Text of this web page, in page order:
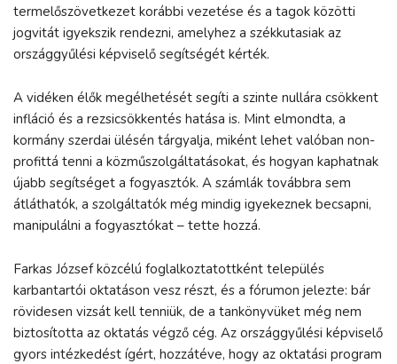
termelőszövetkezet korábbi vezetése és a tagok közötti
jogvitát igyekszik rendezni, amelyhez a székkutasiak az
országgyűlési képviselő segítségét kérték.
A vidéken élők megélhetését segíti a szinte nullára csökkent
infláció és a rezsicsökkentés hatása is. Mint elmondta, a
kormány szerdai ülésén tárgyalja, miként lehet valóban non-
profittá tenni a közműszolgáltatásokat, és hogyan kaphatnak
újabb segítséget a fogyasztók. A számlák továbbra sem
átláthatók, a szolgáltatók még mindig igyekeznek becsapni,
manipulálni a fogyasztókat – tette hozzá.
Farkas József közcélú foglalkoztatottként település
karbantartói oktatáson vesz részt, és a fórumon jelezte: bár
rövidesen vizsát kell tenniük, de a tankönyvüket még nem
biztosította az oktatás végző cég. Az országgyűlési képviselő
gyors intézkedést ígért, hozzátéve, hogy az oktatási program